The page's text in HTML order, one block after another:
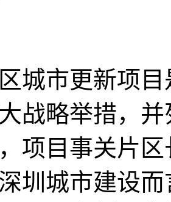
区城市更新项
战略举措，
项目事关片
圳城市建设